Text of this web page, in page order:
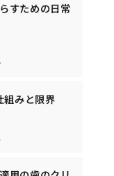
すための日常
組みと限界